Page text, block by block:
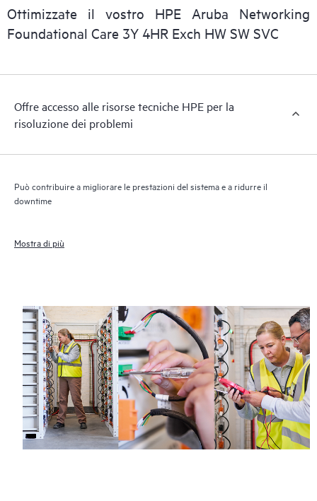
consentire a tutto il personale IT del cliente di reperire le
informazioni commerciali essenziali.
Ottimizzate il vostro HPE Aruba Networking
Foundational Care 3Y 4HR Exch HW SW SVC
Offre accesso alle risorse tecniche HPE per la
risoluzione dei problemi
Può contribuire a migliorare le prestazioni del sistema e a ridurre il
downtime
Mostra di più